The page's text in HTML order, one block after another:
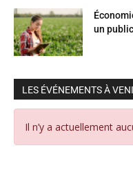
un
LES ÉVÉNEMENTS À
Il n’y a actuellement